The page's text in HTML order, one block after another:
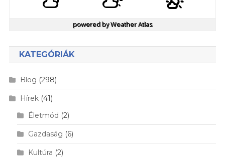
powered byWeather Atlas
KATEGÓRIÁK
Blog (298)
Hírek(41)
Életmód (2)
Gazdaság (6)
Kultúra (2)